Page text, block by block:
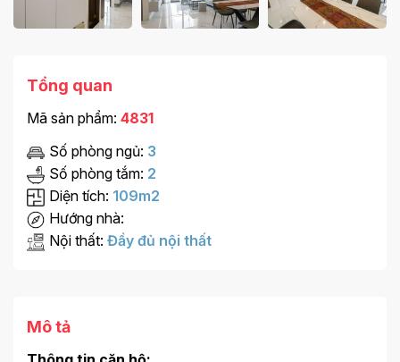
Tổng quan
Mã sản phẩm: 4831
Số phòng ngủ: 3
Số phòng tắm: 2
Diện tích: 109m2
Hướng nhà:
Nội thất: Đầy đủ nội thất
Mô tả